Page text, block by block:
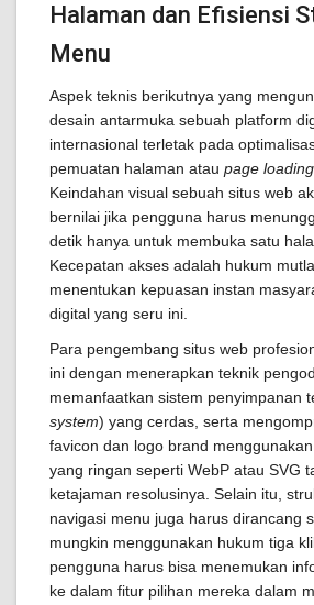
Halaman dan Efisiensi
Menu
Aspek teknis berikutnya yang
desain antarmuka sebuah platform
internasional terletak pada
pemuatan halaman atau page
Keindahan visual sebuah situs web
bernilai jika pengguna harus
detik hanya untuk membuka satu
Kecepatan akses adalah hukum
menentukan kepuasan instan
digital yang seru ini.
Para pengembang situs web
ini dengan menerapkan teknik
memanfaatkan sistem penyimpanan
system) yang cerdas, serta
favicon dan logo brand
yang ringan seperti WebP atau SVG
ketajaman resolusinya. Selain itu,
navigasi menu juga harus dirancang
mungkin menggunakan hukum tiga
pengguna harus bisa menemukan
ke dalam fitur pilihan mereka dalam